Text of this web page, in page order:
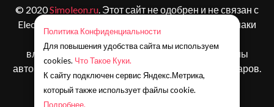
© 2020Simoleon.ru. Этот сайт не одобрен и не связан с
Electronic Arts или ее лицензиарами. Товарные знаки
являются собственностью соответствующих
владельцев. Контент и материалы игр защищены
авторским правом Electronic Arts Inc. и ее лицензиаров.
Все права защищены.
Наша почта:
simoleonru@yandex.ru
Политика Конфиденциальности
Для повышения удобства сайта мы используем
cookies. Что Такое Куки.
К сайту подключен сервис Яндекс.Метрика,
который также использует файлы cookie.
Подробнее.